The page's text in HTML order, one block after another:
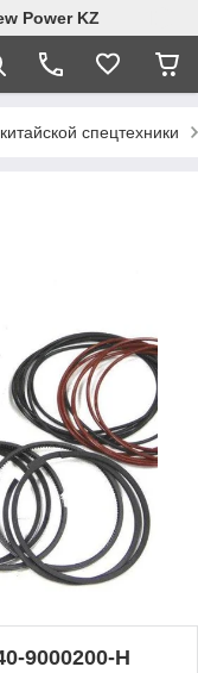
Power KZ
спецтехники
9000200-H